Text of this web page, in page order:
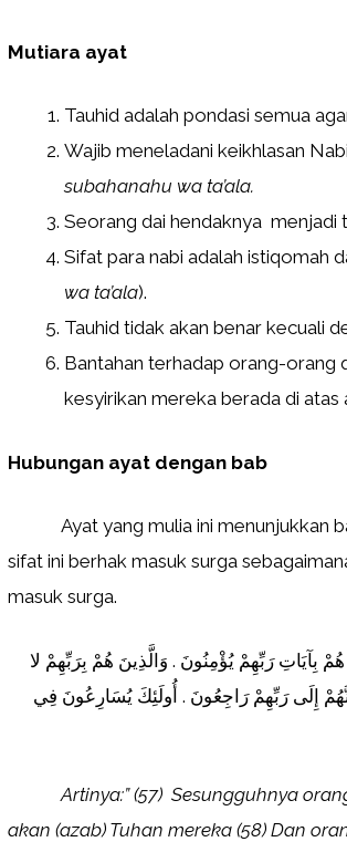
Mutiara ayat
Tauhid adalah pondasi semua
Wajib meneladani keikhlasan
subahanahu wa ta’ala.
Seorang dai hendaknya menjadi
Sifat para nabi adalah istiqomah
wa ta’ala).
Tauhid tidak akan benar kecuali
Bantahan terhadap orang-orang
kesyirikan mereka berada di atas
Hubungan ayat dengan bab
Ayat yang mulia ini menunjukkan
sifat ini berhak masuk surga
masuk surga.
رَبِّهِمْ يُؤْمِنُونَ . وَالَّذِينَ هُمْ بِرَبِّهِمْ لا
إِلَى رَبِّهِمْ رَاجِعُونَ . أُولَئِكَ يُسَارِعُونَ فِي
Artinya:”(57) Sesungguhnya
akan (azab) Tuhan mereka (58) Dan